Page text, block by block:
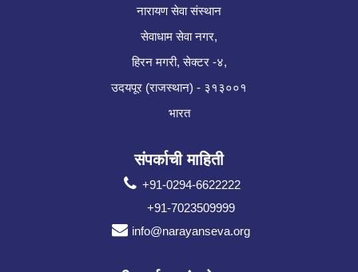
नारायण सेवा संस्थान
सेवाधाम सेवा नगर,
हिरन मगरी, सेक्टर -४,
उदयपूर (राजस्थान) - ३१३००१
भारत
संपर्काची माहिती
+91-0294-6622222
+91-7023509999
info@narayanseva.org